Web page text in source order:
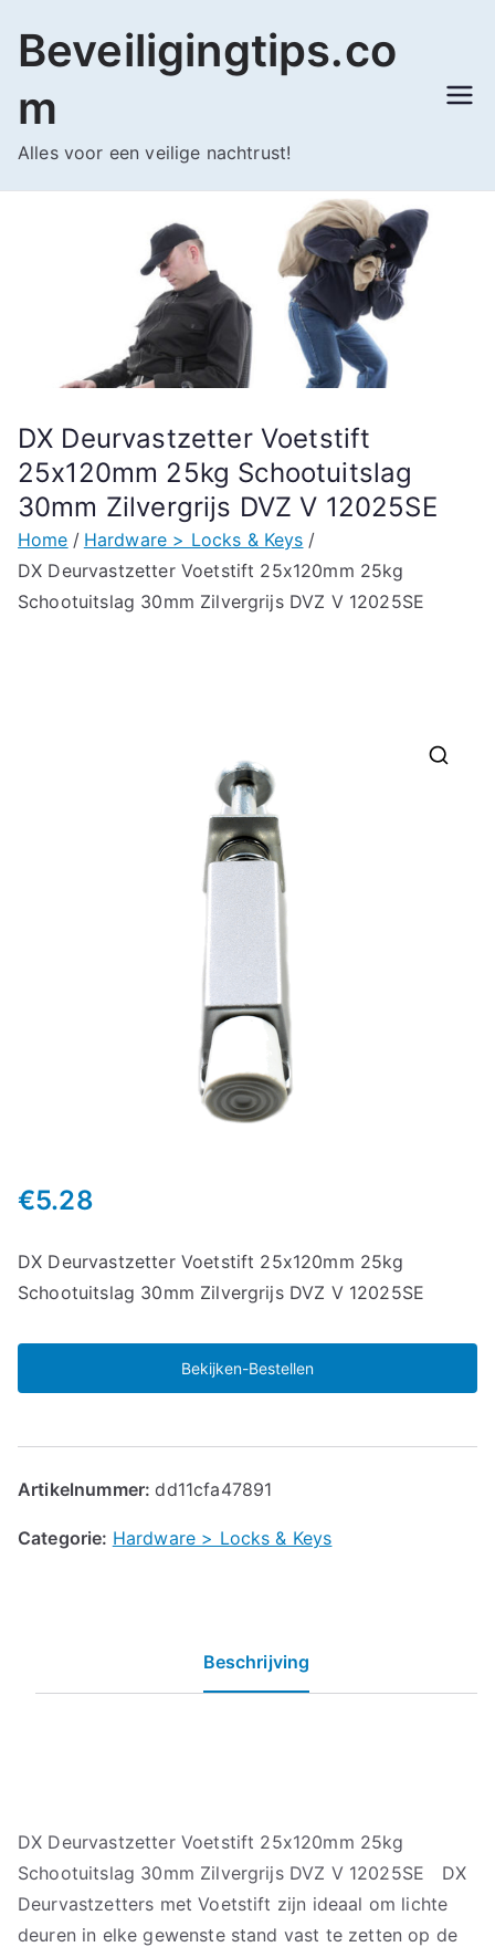
naar
inhoud
Beveiligingtips.co
m
Alles voor een veilige nachtrust!
DX Deurvastzetter Voetstift
25x120mm 25kg Schootuitslag
30mm Zilvergrijs DVZ V 12025SE
Home
Hardware > Locks & Keys
DX Deurvastzetter Voetstift 25x120mm 25kg
Schootuitslag 30mm Zilvergrijs DVZ V 12025SE
€5.28
DX Deurvastzetter Voetstift 25x120mm 25kg
Schootuitslag 30mm Zilvergrijs DVZ V 12025SE
Bekijken-Bestellen
Artikelnummer:dd11cfa47891
Categorie: Hardware > Locks & Keys
Beschrijving
DX Deurvastzetter Voetstift 25x120mm 25kg
Schootuitslag 30mm Zilvergrijs DVZ V 12025SE DX
Deurvastzetters met Voetstift zijn ideaal om lichte
deuren in elke gewenste stand vast te zetten op de